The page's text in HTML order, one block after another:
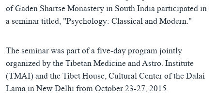
of Gaden Shartse Monastery in South India participated in
a seminar titled, "Psychology: Classical and Modern."
The seminar was part of a five-day program jointly
organized by the Tibetan Medicine and Astro. Institute
(TMAI) and the Tibet House, Cultural Center of the Dalai
Lama in New Delhi from October 23-27, 2015.